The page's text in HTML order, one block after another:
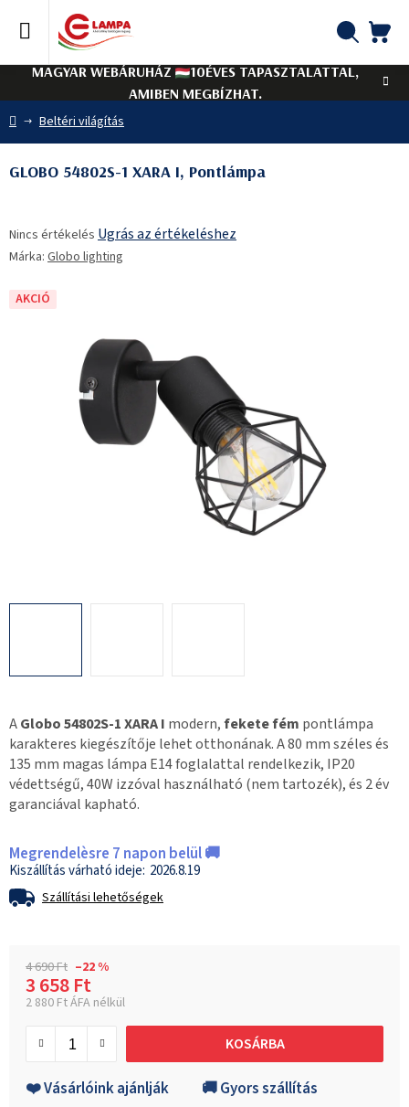
tartalomhoz
MAGYAR WEBÁRUHÁZ
10ÉVES TAPASZTALATTAL,
AMIBEN MEGBÍZHAT.
Kezdőlap
Beltéri világítás
AGlobo 54802S-1 XARA I modern,fekete fém pontlámpa
karakteres kiegészítője lehet otthonának. A 80 mm széles és
135 mm magas lámpa E14 foglalattal rendelkezik, IP20
védettségű, 40W izzóval használható (nem tartozék), és 2 év
garanciával kapható.
Megrendelèsre 7 napon belül 🚚
2026.8.19
Szállítási lehetőségek
4 690 Ft –22 %
3 658 Ft
2 880 Ft ÁFA nélkül
KOSÁRBA
❤️ Vásárlóink ajánlják
🚚 Gyors szállítás
GLOBO 54802S-1 XARA I, Pontlámpa
termék
átlagos
5-
Nincs értékelés Ugrás az értékeléshez
Márka: Globo lighting
AKCIÓ